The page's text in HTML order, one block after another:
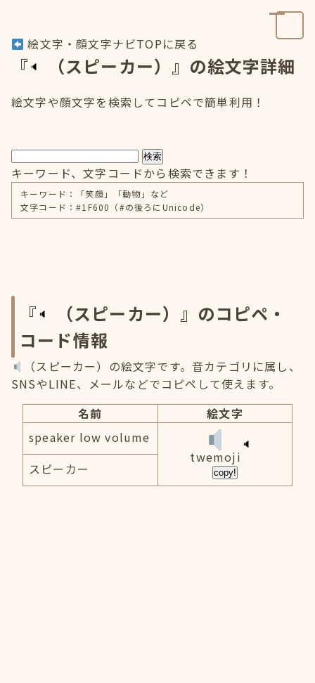
絵文字・顔文字ナビTOPに戻る
『 （スピーカー）』の絵文字詳細
絵文字や顔文字を検索してコピペで簡単利用！
検索
キーワード、文字コードから検索できます！
キーワード：「笑顔」「動物」など
文字コード：#1F600（#の後ろにUnicode）
『
（スピーカー）』のコピペ・
コード情報
（スピーカー）の絵文字です。音カテゴリに属し、
SNSやLINE、メールなどでコピペして使えます。
名前
絵文字
speaker low volume
twemoji
copy!
スピーカー